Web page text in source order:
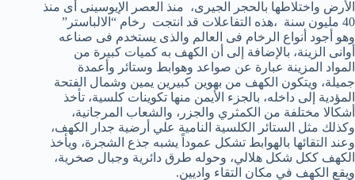
الأرض واختلاطها بالحجر الجيرى، منذ العصر الإيوسينى أى منذ
40 مليون سنة ،هذه التفاعلات قد انتجت رخام “الالباستر”
وهو أجود أنواع الرخام فى العالم والذى يستخدم فى صناعه
أوانى الزينة، بالإضافة إلى أن الكهف به كميات كبيرة من
المواد المزينة عبارة عن صواعد وهوابط وستائر وأعمدة
جميلة، ويتكون الكهف من بهوين كبيرين يمين وشمال الفتحة
المؤدية إلى داخله، بالجزء الأيمن منها تكوينات كلسية، تأخذ
أشكالا مختلفة من الكمثري والجزر، والشعاب المرجانية،
وكذلك مثل الستائر الكلسية النامية علي أرضية جدار الكهف،
وعند التقائها بالهوابط تشكل عموداً يشبه جذع الشجرة، ويأخذ
الكهف ككل شكل هلالي، وحوله طرق دائرية وجبال صخرية،
ويقع الكهف في مكان التقاء واديين.